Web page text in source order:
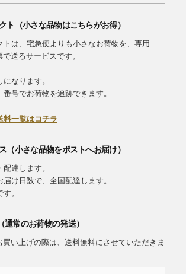
ト（小さな品物はこちらがお得）
トは、宅急便よりも小さなお荷物を、専用
送るサービスです。
なります。
号でお荷物を追跡できます。
料一覧はコチラ
（小さな品物をポストへお届け）
達します。
け日数で、全国配達します。
。
通常のお荷物の発送）
買い上げの際は、送料無料にさせていただきま